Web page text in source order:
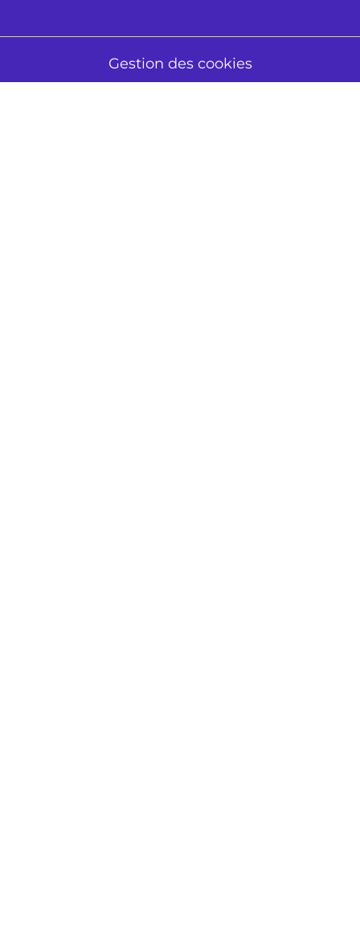
Gestion des cookies